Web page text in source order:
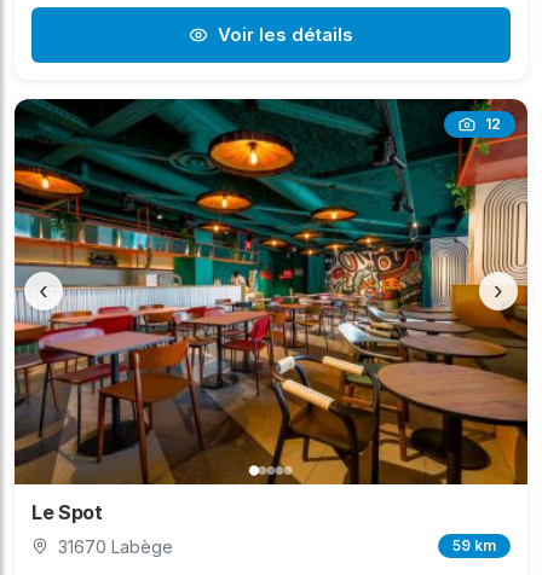
Voir les détails
12
‹ ›
Le Spot
31670 Labège 59 km